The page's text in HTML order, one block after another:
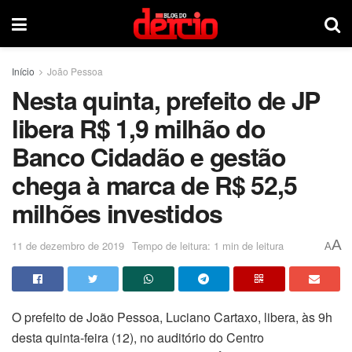
Início João Pessoa
Nesta quinta, prefeito de JP
libera R$ 1,9 milhão do
Banco Cidadão e gestão
chega à marca de R$ 52,5
milhões investidos
11 de dezembro de 2019 Tempo de leitura: 1 min de leitura AA
O prefeito de João Pessoa, Luciano Cartaxo, libera, às 9h
desta quinta-feira (12), no auditório do Centro